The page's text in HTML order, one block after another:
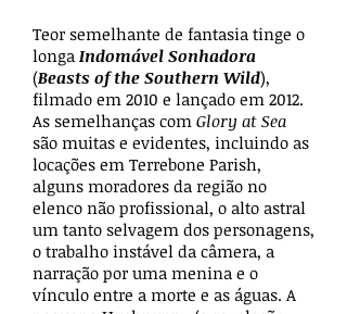
Teor semelhante de fantasia tinge o
longa Indomável Sonhadora
(Beasts of the Southern Wild),
filmado em 2010 e lançado em 2012.
As semelhanças com Glory at Sea
são muitas e evidentes, incluindo as
locações em Terrebone Parish,
alguns moradores da região no
elenco não profissional, o alto astral
um tanto selvagem dos personagens,
o trabalho instável da câmera, a
narração por uma menina e o
vínculo entre a morte e as águas. A